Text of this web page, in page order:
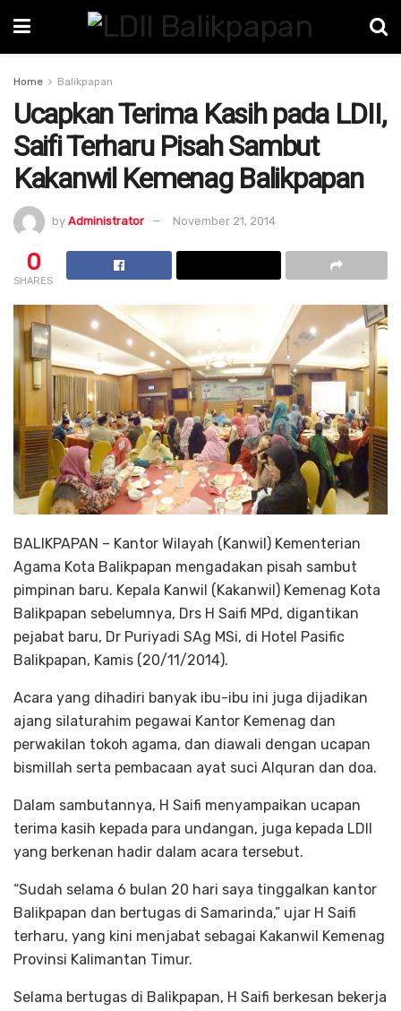
Home Balikpapan
Ucapkan Terima Kasih pada LDII,
Saifi Terharu Pisah Sambut
Kakanwil Kemenag Balikpapan
by Administrator November 21, 2014
0
SHARES
BALIKPAPAN – Kantor Wilayah (Kanwil) Kementerian
Agama Kota Balikpapan mengadakan pisah sambut
pimpinan baru. Kepala Kanwil (Kakanwil) Kemenag Kota
Balikpapan sebelumnya, Drs H Saifi MPd, digantikan
pejabat baru, Dr Puriyadi SAg MSi, di Hotel Pasific
Balikpapan, Kamis (20/11/2014).
Acara yang dihadiri banyak ibu-ibu ini juga dijadikan
ajang silaturahim pegawai Kantor Kemenag dan
perwakilan tokoh agama, dan diawali dengan ucapan
bismillah serta pembacaan ayat suci Alquran dan doa.
Dalam sambutannya, H Saifi menyampaikan ucapan
terima kasih kepada para undangan, juga kepada LDII
yang berkenan hadir dalam acara tersebut.
“Sudah selama 6 bulan 20 hari saya tinggalkan kantor
Balikpapan dan bertugas di Samarinda,” ujar H Saifi
terharu, yang kini menjabat sebagai Kakanwil Kemenag
Provinsi Kalimantan Timur.
Selama bertugas di Balikpapan, H Saifi berkesan bekerja